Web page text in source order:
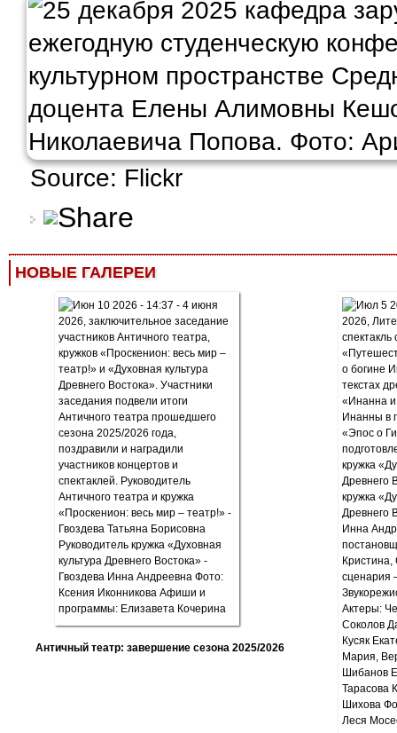
Source: Flickr
НОВЫЕ ГАЛЕРЕИ
Античный театр: завершение сезона 2025/2026